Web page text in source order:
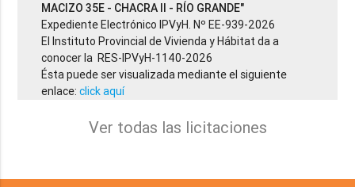
MACIZO 35E - CHACRA II - RÍO GRANDE"
Expediente Electrónico IPVyH. Nº EE-939-2026
El Instituto Provincial de Vivienda y Hábitat da a
conocer la RES-IPVyH-1140-2026
Ésta puede ser visualizada mediante el siguiente
enlace:click aquí
Ver todas las licitaciones